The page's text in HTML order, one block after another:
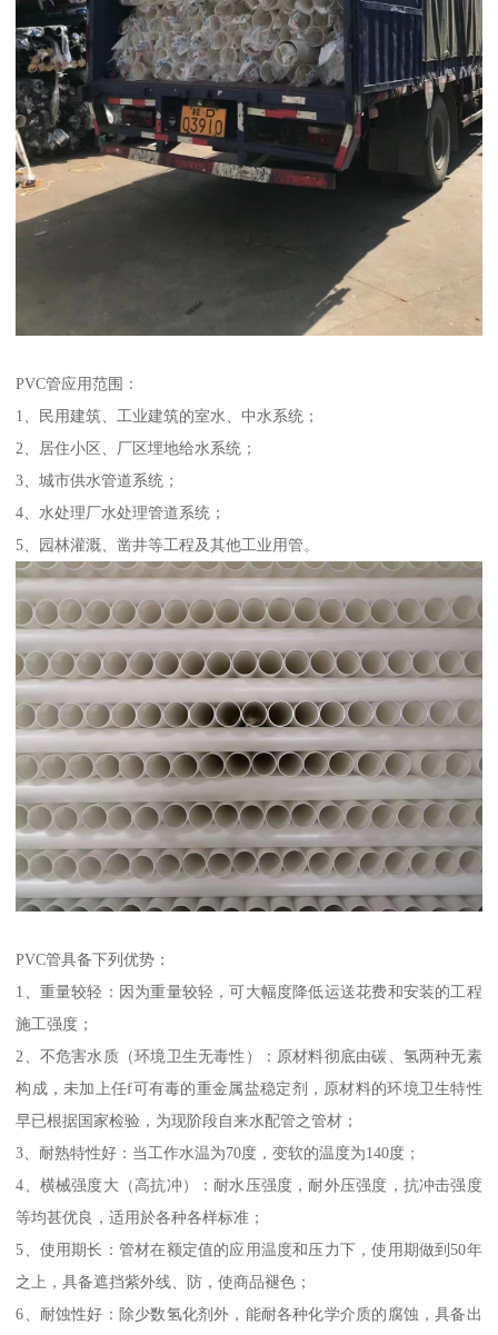
PVC管应用范围：
1、民用建筑、工业建筑的室水、中水系统；
2、居住小区、厂区埋地给水系统；
3、城市供水管道系统；
4、水处理厂水处理管道系统；
5、园林灌溉、凿井等工程及其他工业用管。
PVC管具备下列优势：
1、重量较轻：因为重量较轻，可大幅度降低运送花费和安装的工程
施工强度；
2、不危害水质（环境卫生无毒性）：原材料彻底由碳、氢两种无素
构成，未加上任f可有毒的重金属盐稳定剂，原材料的环境卫生特性
早已根据国家检验，为现阶段自来水配管之管材；
3、耐熟特性好：当工作水温为70度，变软的温度为140度；
4、横械强度大（高抗冲）：耐水压强度，耐外压强度，抗冲击强度
等均甚优良，适用於各种各样标准；
5、使用期长：管材在额定值的应用温度和压力下，使用期做到50年
之上，具备遮挡紫外线、防，使商品褪色；
6、耐蚀性好：除少数氢化剂外，能耐各种化学介质的腐蚀，具备出